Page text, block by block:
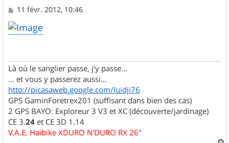
M
s
s
11 févr. 2012, 10:46
Là où le sanglier passe, j'y passe...
... et vous y passerez aussi...
http://picasaweb.google.com/luidji76
GPS GaminForetrex201 (suffisant dans bien des cas)
2 GPS BAYO: Exploreur 3 V3 et XC (découverte/jardinage)
CE 3.24 et CE 3D 1.14
V.A.E. Haibike XDURO N'DURO RX 26"